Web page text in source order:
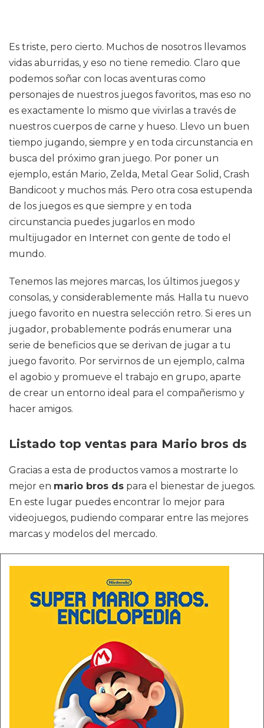
Es triste, pero cierto. Muchos de nosotros llevamos
vidas aburridas, y eso no tiene remedio. Claro que
podemos soñar con locas aventuras como
personajes de nuestros juegos favoritos, mas eso no
es exactamente lo mismo que vivirlas a través de
nuestros cuerpos de carne y hueso. Llevo un buen
tiempo jugando, siempre y en toda circunstancia en
busca del próximo gran juego. Por poner un
ejemplo, están Mario, Zelda, Metal Gear Solid, Crash
Bandicoot y muchos más. Pero otra cosa estupenda
de los juegos es que siempre y en toda
circunstancia puedes jugarlos en modo
multijugador en Internet con gente de todo el
mundo.
Tenemos las mejores marcas, los últimos juegos y
consolas, y considerablemente más. Halla tu nuevo
juego favorito en nuestra selección retro. Si eres un
jugador, probablemente podrás enumerar una
serie de beneficios que se derivan de jugar a tu
juego favorito. Por servirnos de un ejemplo, calma
el agobio y promueve el trabajo en grupo, aparte
de crear un entorno ideal para el compañerismo y
hacer amigos.
Listado top ventas para Mario bros ds
Gracias a esta de productos vamos a mostrarte lo
mejor en mario bros ds para el bienestar de juegos.
En este lugar puedes encontrar lo mejor para
videojuegos, pudiendo comparar entre las mejores
marcas y modelos del mercado.